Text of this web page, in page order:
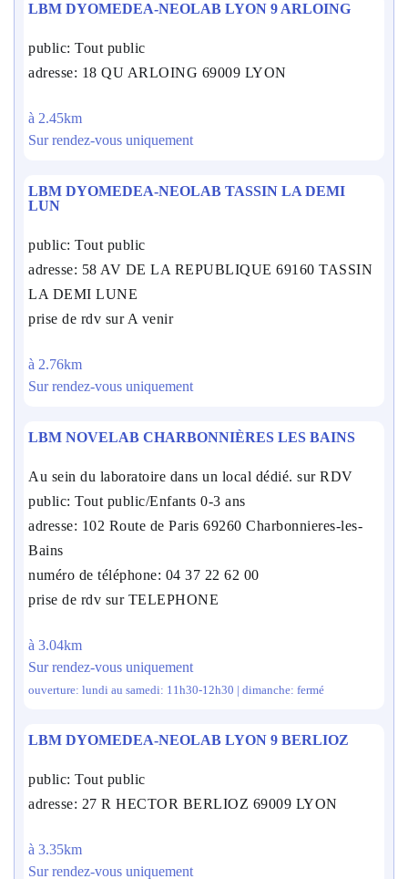
LBM DYOMEDEA-NEOLAB LYON 9 ARLOING
public: Tout public
adresse: 18 QU ARLOING 69009 LYON
à 2.45km
Sur rendez-vous uniquement
LBM DYOMEDEA-NEOLAB TASSIN LA DEMI
LUN
public: Tout public
adresse: 58 AV DE LA REPUBLIQUE 69160 TASSIN
LA DEMI LUNE
prise de rdv sur A venir
à 2.76km
Sur rendez-vous uniquement
LBM NOVELAB CHARBONNIÈRES LES BAINS
Au sein du laboratoire dans un local dédié. sur RDV
public: Tout public/Enfants 0-3 ans
adresse: 102 Route de Paris 69260 Charbonnieres-les-
Bains
numéro de téléphone: 04 37 22 62 00
prise de rdv sur TELEPHONE
à 3.04km
Sur rendez-vous uniquement
ouverture: lundi au samedi: 11h30-12h30 | dimanche: fermé
LBM DYOMEDEA-NEOLAB LYON 9 BERLIOZ
public: Tout public
adresse: 27 R HECTOR BERLIOZ 69009 LYON
à 3.35km
Sur rendez-vous uniquement